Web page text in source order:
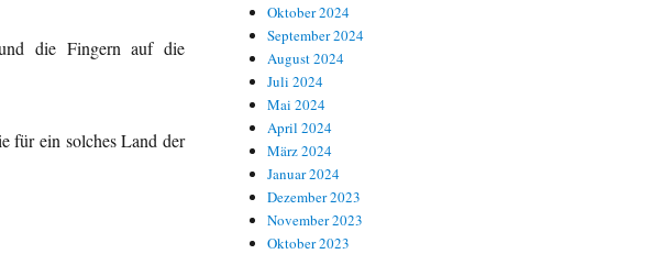
und die Fingern auf die
für ein solches Land der
Oktober 2024
September 2024
August 2024
Juli 2024
Mai 2024
April 2024
März 2024
Januar 2024
Dezember 2023
November 2023
Oktober 2023